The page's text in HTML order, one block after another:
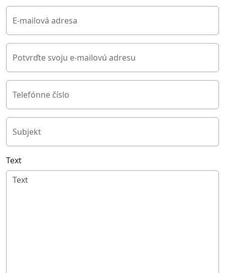
E-mailová adresa
Potvrďte svoju e-mailovú adresu
Telefónne číslo
Subjekt
Text